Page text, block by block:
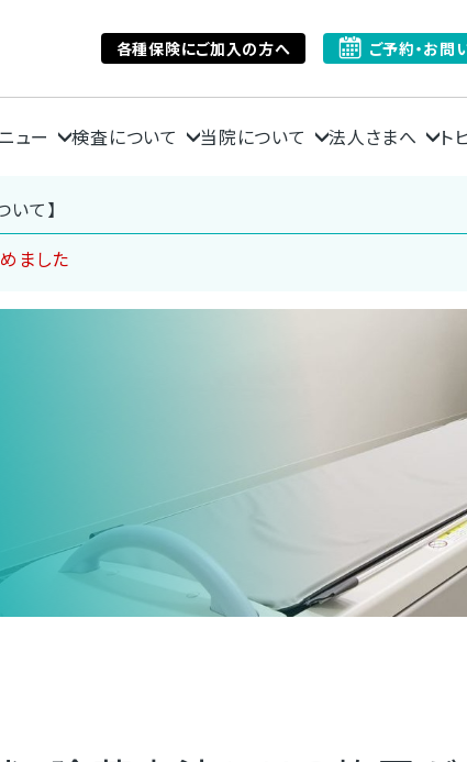
各種保険にご加入の方へ ご予約・お問
ュー 検査について 当院について 法人さまへ ト
て】
ました